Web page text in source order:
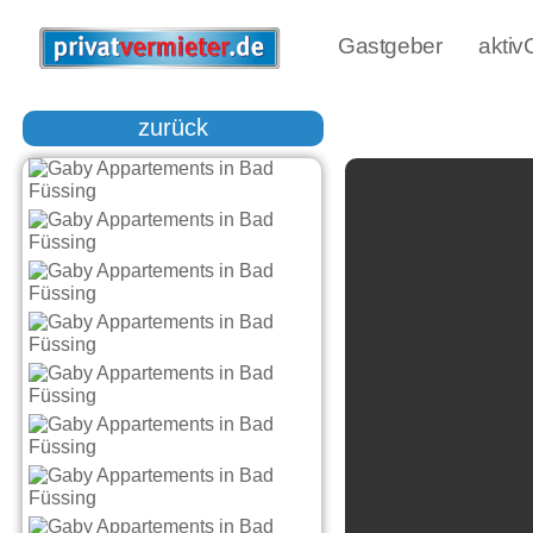
Gastgeber
zurück